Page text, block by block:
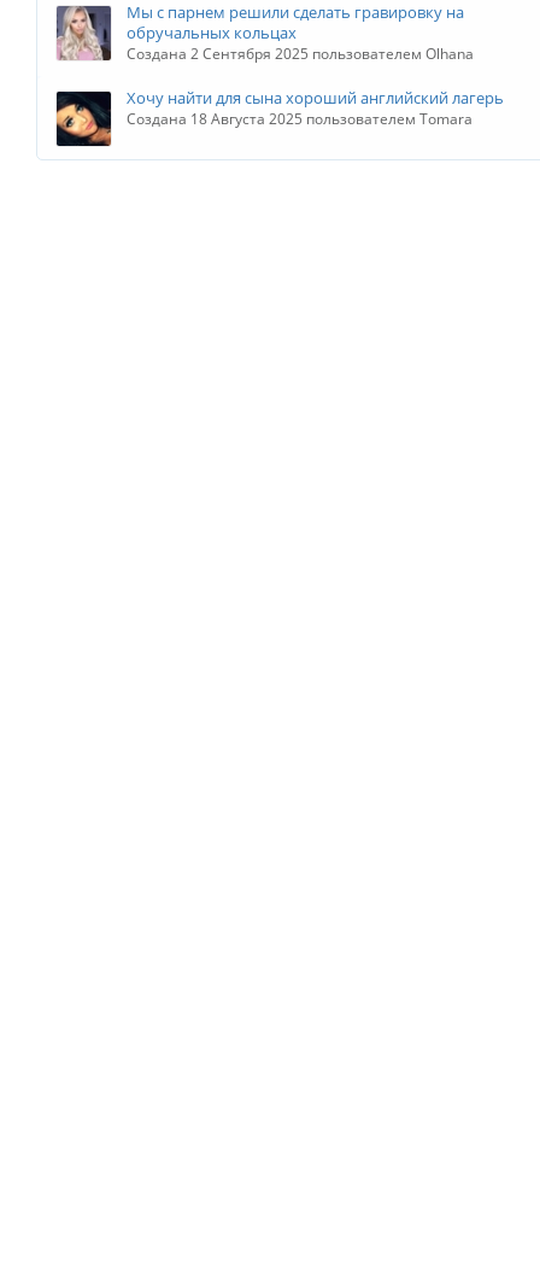
Мы с парнем решили сделать гравировку на
обручальных кольцах
Создана 2 Сентября 2025 пользователем Olhana
Хочу найти для сына хороший английский лагерь
Создана 18 Августа 2025 пользователем Tomara